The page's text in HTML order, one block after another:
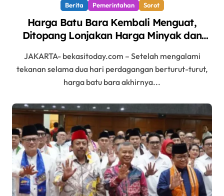
Berita Pemerintahan Sorot
Harga Batu Bara Kembali Menguat,
Ditopang Lonjakan Harga Minyak dan
JAKARTA- bekasitoday.com – Setelah mengalami
tekanan selama dua hari perdagangan berturut-turut,
harga batu bara akhirnya...